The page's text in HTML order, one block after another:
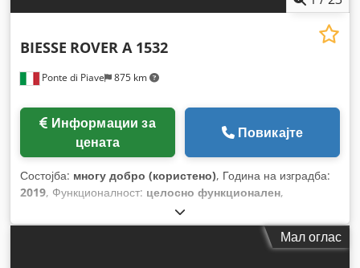
Ponte di Piave 875 km
BIESSE ROVER A 1532
цената
Повикајте
Состојба: многу добро (користено), Година на изградба:
2019, Функционалност: целосно функционален,
Мал оглас